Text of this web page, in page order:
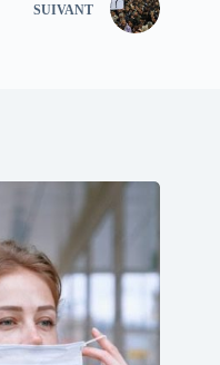
SUIVANT